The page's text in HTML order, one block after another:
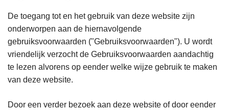
De toegang tot en het gebruik van deze website zijn
onderworpen aan de hiernavolgende
gebruiksvoorwaarden ("Gebruiksvoorwaarden"). U wordt
vriendelijk verzocht de Gebruiksvoorwaarden aandachtig
te lezen alvorens op eender welke wijze gebruik te maken
van deze website.
Door een verder bezoek aan deze website of door eender